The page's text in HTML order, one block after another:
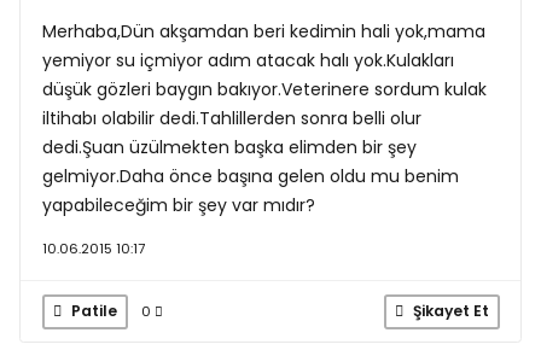
Merhaba,Dün akşamdan beri kedimin hali yok,mama
yemiyor su içmiyor adım atacak halı yok.Kulakları
düşük gözleri baygın bakıyor.Veterinere sordum kulak
iltihabı olabilir dedi.Tahlillerden sonra belli olur
dedi.Şuan üzülmekten başka elimden bir şey
gelmiyor.Daha önce başına gelen oldu mu benim
yapabileceğim bir şey var mıdır?
10.06.2015 10:17
Patile 0 Şikayet Et